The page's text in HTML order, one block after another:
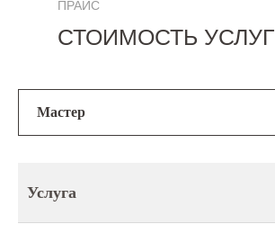
ПРАЙС
СТОИМОСТЬ УСЛУГ
Услуга